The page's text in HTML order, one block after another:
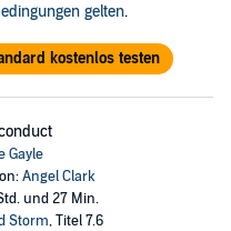
gelten.
kostenlos testen
Gayle
Angel Clark
und 27 Min.
Storm, Titel 7.6